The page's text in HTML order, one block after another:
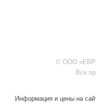
© ООО
Все
Информация и цены на